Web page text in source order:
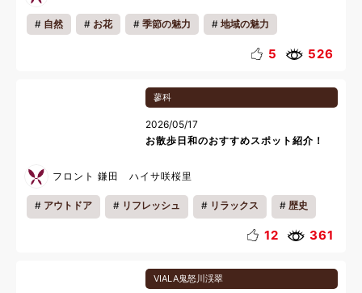
自然 お花 季節の魅力 地域の魅力
ファミリー
5 526
蓼科
2026/05/17
お散歩日和のおすすめスポット紹介！
フロント 鎌田 ハイサ咲桜里
アウトドア リフレッシュ リラックス 歴史
12 361
VIALA鬼怒川渓翠